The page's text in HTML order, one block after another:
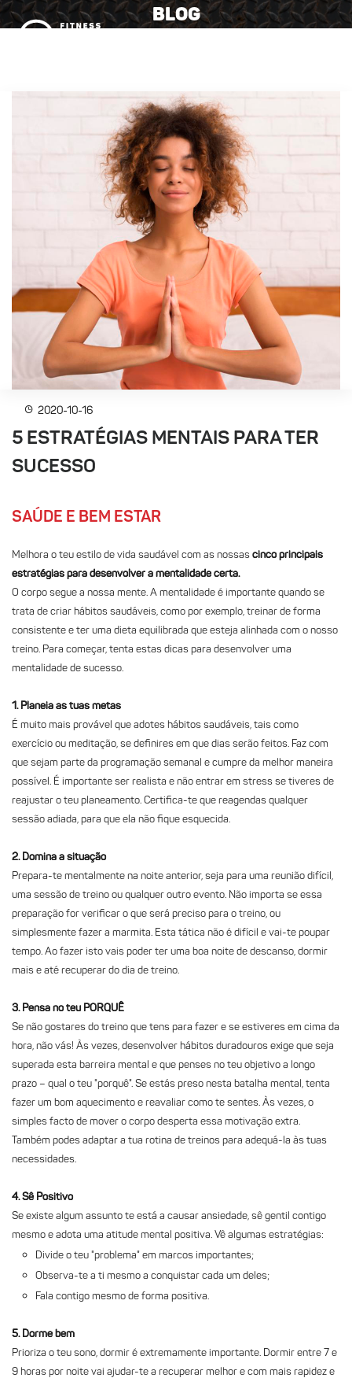
BLOG
2020-10-16
5 ESTRATÉGIAS MENTAIS PARA TER
SUCESSO
SAÚDE E BEM ESTAR
Melhora o teu estilo de vida saudável com as nossas cinco principais
estratégias para desenvolver a mentalidade certa.
O corpo segue a nossa mente. A mentalidade é importante quando se
trata de criar hábitos saudáveis, como por exemplo, treinar de forma
consistente e ter uma dieta equilibrada que esteja alinhada com o nosso
treino. Para começar, tenta estas dicas para desenvolver uma
mentalidade de sucesso.
1. Planeia as tuas metas
É muito mais provável que adotes hábitos saudáveis, tais como
exercício ou meditação, se definires em que dias serão feitos. Faz com
que sejam parte da programação semanal e cumpre da melhor maneira
possível. É importante ser realista e não entrar em stress se tiveres de
reajustar o teu planeamento. Certifica-te que reagendas qualquer
sessão adiada, para que ela não fique esquecida.
2. Domina a situação
Prepara-te mentalmente na noite anterior, seja para uma reunião difícil,
uma sessão de treino ou qualquer outro evento. Não importa se essa
preparação for verificar o que será preciso para o treino, ou
simplesmente fazer a marmita. Esta tática não é difícil e vai-te poupar
tempo. Ao fazer isto vais poder ter uma boa noite de descanso, dormir
mais e até recuperar do dia de treino.
3. Pensa no teu PORQUÊ
Se não gostares do treino que tens para fazer e se estiveres em cima da
hora, não vás! Às vezes, desenvolver hábitos duradouros exige que seja
superada esta barreira mental e que penses no teu objetivo a longo
prazo – qual o teu "porquê". Se estás preso nesta batalha mental, tenta
fazer um bom aquecimento e reavaliar como te sentes. Às vezes, o
simples facto de mover o corpo desperta essa motivação extra.
Também podes adaptar a tua rotina de treinos para adequá-la às tuas
necessidades.
4. Sê Positivo
Se existe algum assunto te está a causar ansiedade, sê gentil contigo
mesmo e adota uma atitude mental positiva. Vê algumas estratégias:
Divide o teu "problema" em marcos importantes;
Observa-te a ti mesmo a conquistar cada um deles;
Fala contigo mesmo de forma positiva.
5. Dorme bem
Prioriza o teu sono, dormir é extremamente importante. Dormir entre 7 e
9 horas por noite vai ajudar-te a recuperar melhor e com mais rapidez e